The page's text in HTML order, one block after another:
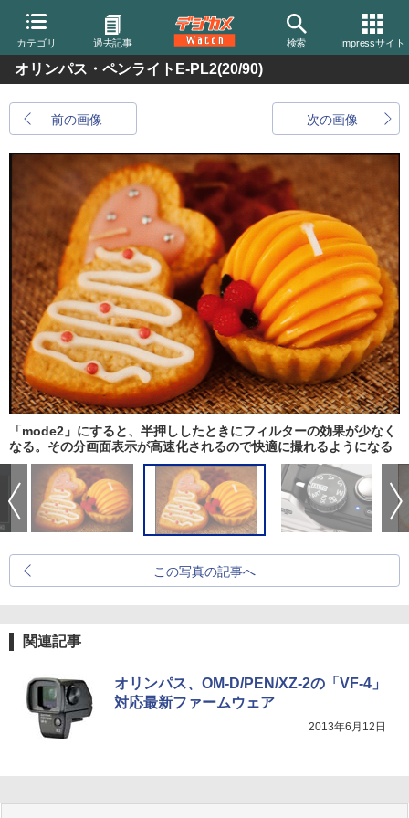
カテゴリ 過去記事 検索 Impressサイト
オリンパス・ペンライトE-PL2(20/90)
前の画像 次の画像
「mode2」にすると、半押ししたときにフィルターの効果が少なく
なる。その分画面表示が高速化されるので快適に撮れるようになる
この写真の記事へ
関連記事
オリンパス、OM-D/PEN/XZ-2の「VF-4」
対応最新ファームウェア
2013年6月12日